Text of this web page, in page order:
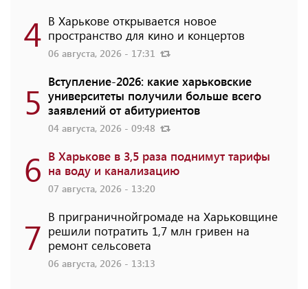
4 В Харькове открывается новое
пространство для кино и концертов
06 августа, 2026 - 17:31
5 Вступление-2026: какие харьковские
университеты получили больше всего
заявлений от абитуриентов
04 августа, 2026 - 09:48
6 В Харькове в 3,5 раза поднимут тарифы
на воду и канализацию
07 августа, 2026 - 13:20
7 В приграничнойгромаде на Харьковщине
решили потратить 1,7 млн ​​гривен на
ремонт сельсовета
06 августа, 2026 - 13:13